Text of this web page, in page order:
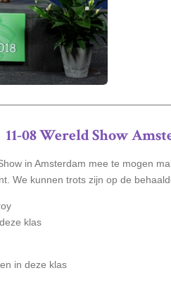
11-08 Wereld Show
in Amsterdam mee te mogen
We kunnen trots zijn op de
klas
in deze klas